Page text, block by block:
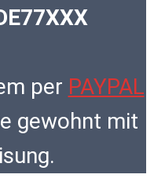
per PAYPAL
gewohnt mit